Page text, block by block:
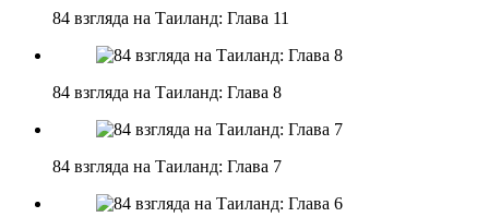
84 взгляда на Таиланд: Глава 11
84 взгляда на Таиланд: Глава 8
84 взгляда на Таиланд: Глава 7